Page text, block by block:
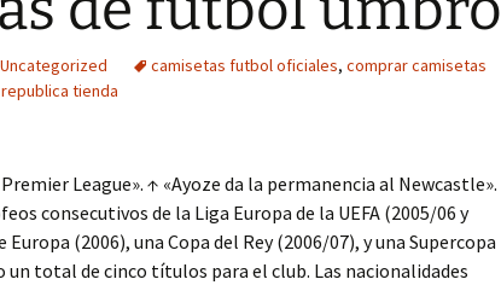
Uncategorized camisetas futbol oficiales, comprar camisetas
tienda
League». ↑ «Ayoze da la permanencia al Newcastle».
consecutivos de la Liga Europa de la UEFA (2005/06 y
Europa (2006), una Copa del Rey (2006/07), y una Supercopa
un total de cinco títulos para el club. Las nacionalidades